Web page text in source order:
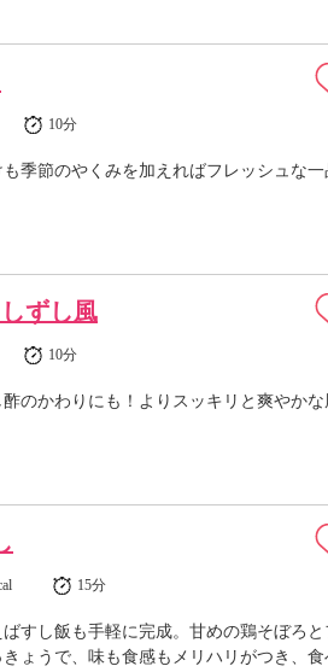
10分
季節のやくみを加えればフレッシュな一
ずし風
10分
のかわりにも！よりスッキリと爽やかな
15分
すし飯も手軽に完成。甘めの鶏そぼろと
ょうで、味も食感もメリハリがつき、食